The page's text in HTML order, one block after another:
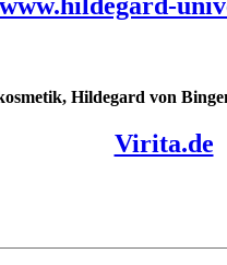
www.hildegard-
Hildegard von
Virita.de